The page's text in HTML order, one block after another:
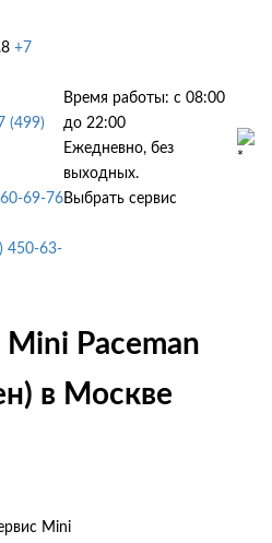
+7
(499)
69-76
450-63-
Время работы: с 08:00
до 22:00
Ежедневно, без
выходных.
Выбрать сервис
Paceman
в Москве
Mini